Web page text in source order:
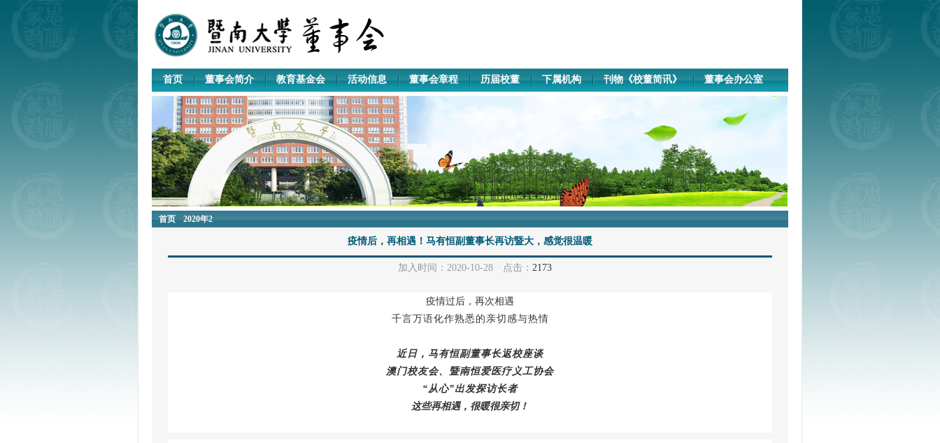
首页 董事会简介 教育基金会 活动信息 董事会章程 历届校董 下属机构 刊物《校董简讯》 董事会办公室
首页 2020年2
疫情后，再相遇！马有恒副董事长再访暨大，感觉很温暖
加入时间：2020-10-28 点击： 2173
疫情过后，再次相遇
千言万语化作熟悉的亲切感与热情
近日，马有恒副董事长返校座谈
澳门校友会、暨南恒爱医疗义工协会
“从心”出发探访长者
这些再相遇，很暖很亲切！